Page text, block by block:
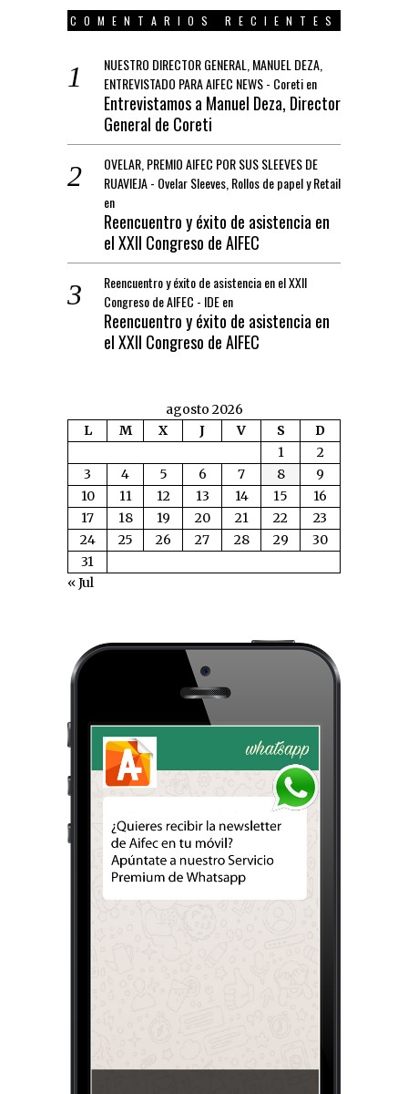
COMENTARIOS RECIENTES
NUESTRO DIRECTOR GENERAL, MANUEL DEZA,
ENTREVISTADO PARA AIFEC NEWS - Coretien
Entrevistamos a Manuel Deza, Director
General de Coreti
OVELAR, PREMIO AIFEC POR SUS SLEEVES DE
RUAVIEJA - Ovelar Sleeves, Rollos de papel y Retail
en
Reencuentro y éxito de asistencia en
el XXII Congreso de AIFEC
Reencuentro y éxito de asistencia en el XXII
Congreso de AIFEC - IDEen
Reencuentro y éxito de asistencia en
el XXII Congreso de AIFEC
agosto 2026
L
M X J V S
D
1
2
3
4 5 6 7 8
9
10
11 12 13 14 15
16
17
18 19 20 21 22
23
24
25 26 27 28 29
30
31
« Jul